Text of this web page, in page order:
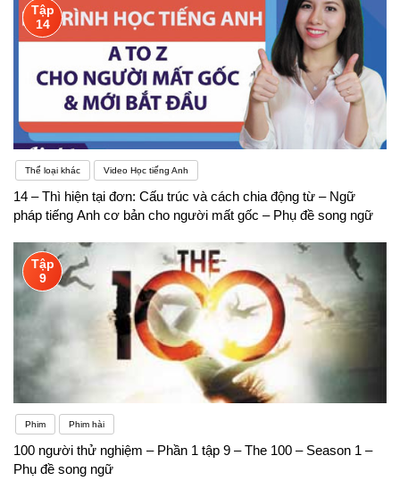
Tập
14
Thể loại khác Video Học tiếng Anh
14 – Thì hiện tại đơn: Cấu trúc và cách chia động từ – Ngữ
pháp tiếng Anh cơ bản cho người mất gốc – Phụ đề song ngữ
Tập
9
Phim Phim hài
100 người thử nghiệm – Phần 1 tập 9 – The 100 – Season 1 –
Phụ đề song ngữ